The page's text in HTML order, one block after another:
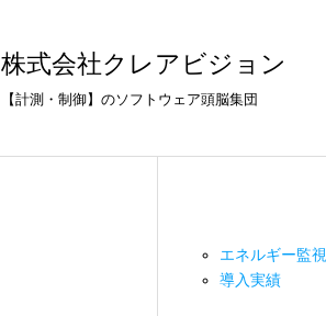
株式会社クレアビジョン
【計測・制御】のソフトウェア頭脳集団
エネルギー監視
導入実績